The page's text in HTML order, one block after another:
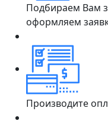
Подбираем Вам
оформляем
Производите